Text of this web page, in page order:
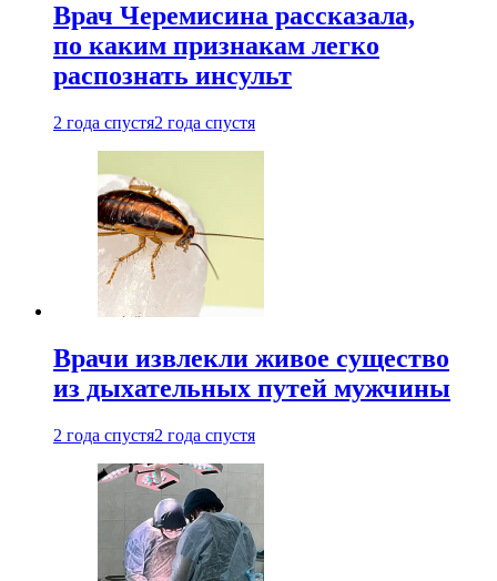
Врач Черемисина рассказала,
по каким признакам легко
распознать инсульт
2 года спустя2 года спустя
Врачи извлекли живое существо
из дыхательных путей мужчины
2 года спустя2 года спустя